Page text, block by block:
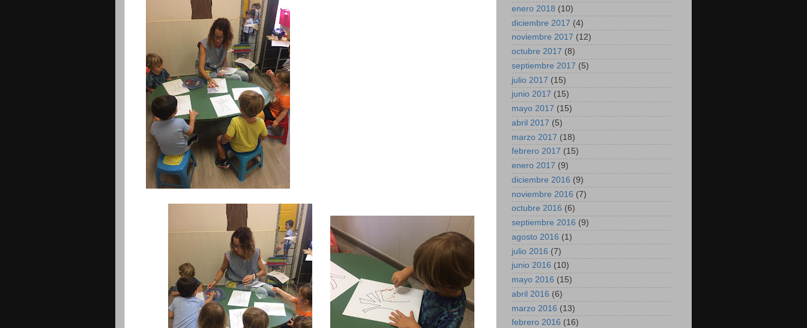
enero 2018 (10)
diciembre 2017 (4)
noviembre 2017 (12)
octubre 2017 (8)
septiembre 2017 (5)
julio 2017 (15)
junio 2017 (15)
mayo 2017 (15)
abril 2017 (5)
marzo 2017 (18)
febrero 2017 (15)
enero 2017 (9)
diciembre 2016 (9)
noviembre 2016 (7)
octubre 2016 (6)
septiembre 2016 (9)
agosto 2016 (1)
julio 2016 (7)
junio 2016 (10)
mayo 2016 (15)
abril 2016 (6)
marzo 2016 (13)
febrero 2016 (16)